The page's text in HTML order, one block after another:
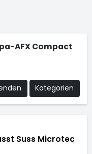
AFX Compact
Kategorien
Suss Microtec